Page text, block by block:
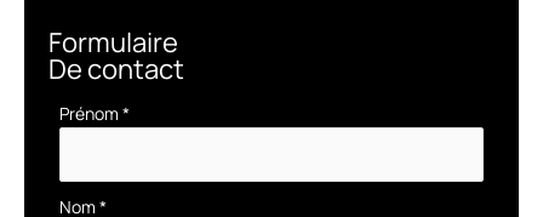
Formulaire
De contact
Formulaire
Prénom *
Nom *